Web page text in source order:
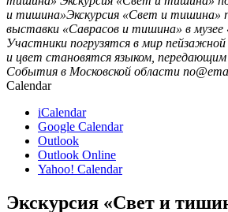
и тишина»Экскурсия «Свет и тишина»
выставки «Саврасов и тишина» в
Участники погрузятся в мир
и цвет становятся языком, передающим
События в Московской области
Calendar
iCalendar
Google Calendar
Outlook
Outlook Online
Yahoo! Calendar
Экскурсия «Свет и